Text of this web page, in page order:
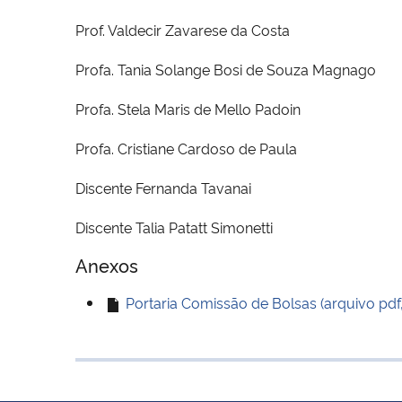
Prof. Valdecir Zavarese da Costa
Profa. Tania Solange Bosi de Souza Magnago
Profa. Stela Maris de Mello Padoin
Profa. Cristiane Cardoso de Paula
Discente Fernanda Tavanai
Discente Talia Patatt Simonetti
Anexos
Portaria Comissão de Bolsas (arquivo